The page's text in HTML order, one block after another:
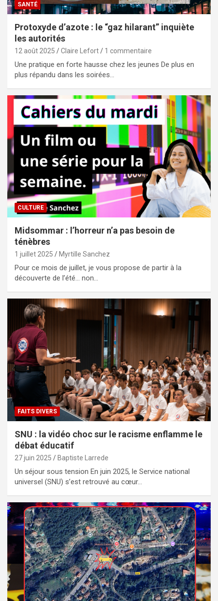
SANTÉ
Protoxyde d’azote : le “gaz hilarant” inquiète
les autorités
12 août 2025 Claire Lefort 1 commentaire
Une pratique en forte hausse chez les jeunes De plus en
plus répandu dans les soirées…
CULTURE
Midsommar : l’horreur n’a pas besoin de
ténèbres
1 juillet 2025 Myrtille Sanchez
Pour ce mois de juillet, je vous propose de partir à la
découverte de l’été… non…
FAITS DIVERS
SNU : la vidéo choc sur le racisme enflamme le
débat éducatif
27 juin 2025 Baptiste Larrede
Un séjour sous tension En juin 2025, le Service national
universel (SNU) s’est retrouvé au cœur…